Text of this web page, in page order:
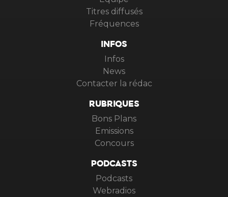
Titres diffusés
Fréquences
INFOS
Infos
News
Contacter la rédac
RUBRIQUES
Bons Plans
Emissions
Concours
PODCASTS
Podcasts
Webradios